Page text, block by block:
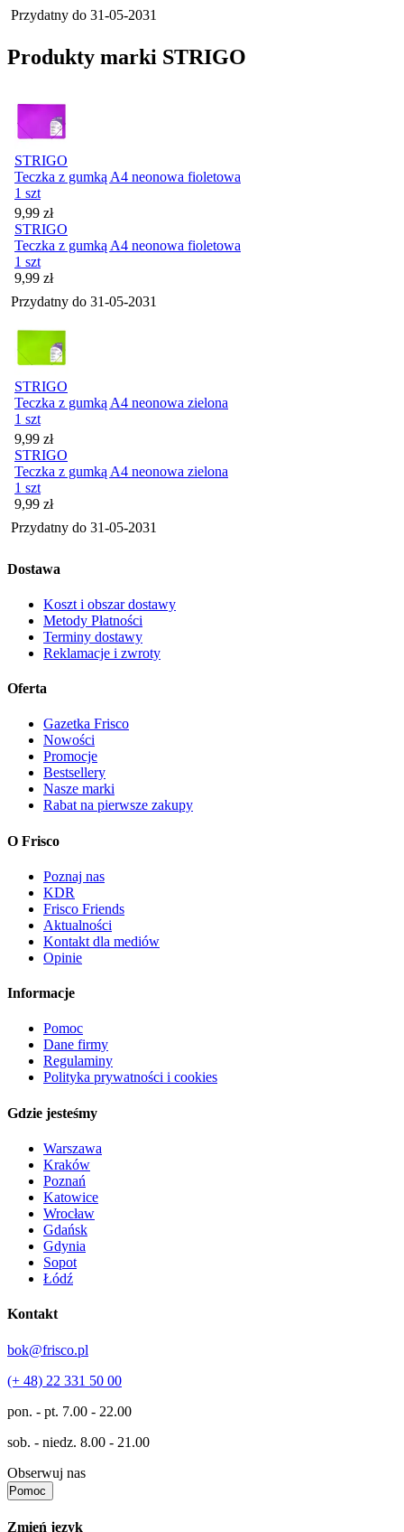
Przydatny do 31-05-2031
Produkty marki STRIGO
STRIGO
Teczka z gumką A4 neonowa fioletowa
1 szt
Cena
9,99 zł
STRIGO
Teczka z gumką A4 neonowa fioletowa
1 szt
Cena
9,99 zł
Przydatny do 31-05-2031
STRIGO
Teczka z gumką A4 neonowa zielona
1 szt
Cena
9,99 zł
STRIGO
Teczka z gumką A4 neonowa zielona
1 szt
Cena
9,99 zł
Przydatny do 31-05-2031
Dostawa
Koszt i obszar dostawy
Metody Płatności
Terminy dostawy
Reklamacje i zwroty
Oferta
Gazetka Frisco
Nowości
Promocje
Bestsellery
Nasze marki
Rabat na pierwsze zakupy
O Frisco
Poznaj nas
KDR
Frisco Friends
Aktualności
Kontakt dla mediów
Opinie
Informacje
Pomoc
Dane firmy
Regulaminy
Polityka prywatności i cookies
Gdzie jesteśmy
Warszawa
Kraków
Poznań
Katowice
Wrocław
Gdańsk
Gdynia
Sopot
Łódź
Kontakt
bok@frisco.pl
(+ 48) 22 331 50 00
pon. - pt. 7.00 - 22.00
sob. - niedz. 8.00 - 21.00
Obserwuj nas
Pomoc
Zmień język